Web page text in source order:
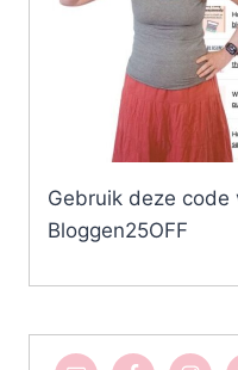
Gebruik deze code
Bloggen25OFF